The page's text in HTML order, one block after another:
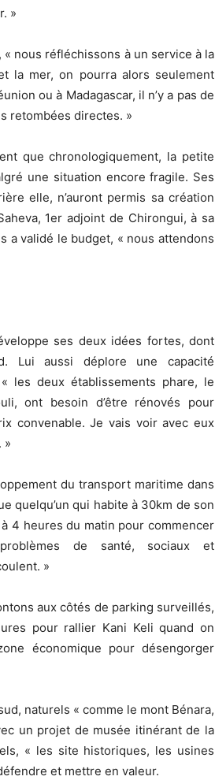
»
nous réfléchissons à un service à la
la mer, on pourra alors seulement
ou à Madagascar, il n’y a pas de
retombées directes. »
que chronologiquement, la petite
une situation encore fragile. Ses
elle, n’auront permis sa création
1er adjoint de Chirongui, à sa
a validé le budget, « nous attendons
ses deux idées fortes, dont
Lui aussi déplore une capacité
les deux établissements phare, le
ont besoin d’être rénovés pour
convenable. Je vais voir avec eux
»
du transport maritime dans
quelqu’un qui habite à 30km de son
4 heures du matin pour commencer
de santé, sociaux et
»
aux côtés de parking surveillés,
pour rallier Kani Keli quand on
économique pour désengorger
naturels « comme le mont Bénara,
un projet de musée itinérant de la
« les site historiques, les usines
et mettre en valeur.